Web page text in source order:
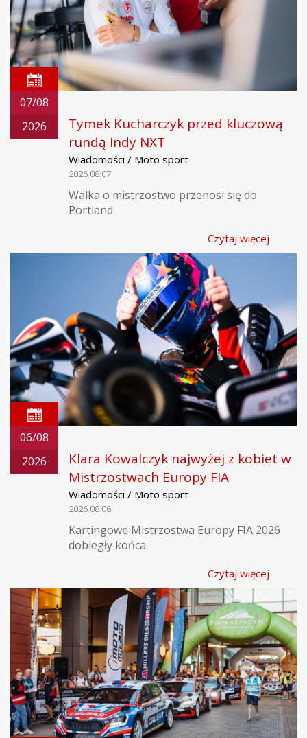
07/08
2026
Tymek Kucharczyk przed kluczową
rundą Indy NXT
Wiadomości / Moto sport
2026.08.07
Walka o mistrzostwo przenosi się do
Portland.
Czytaj więcej
06/08
2026
Klara Kowalczyk najwyżej z kobiet w
Mistrzostwach Europy FIA
Wiadomości / Moto sport
2026.08.06
Kartingowe Mistrzostwa Europy FIA 2026
dobiegły końca.
Czytaj więcej